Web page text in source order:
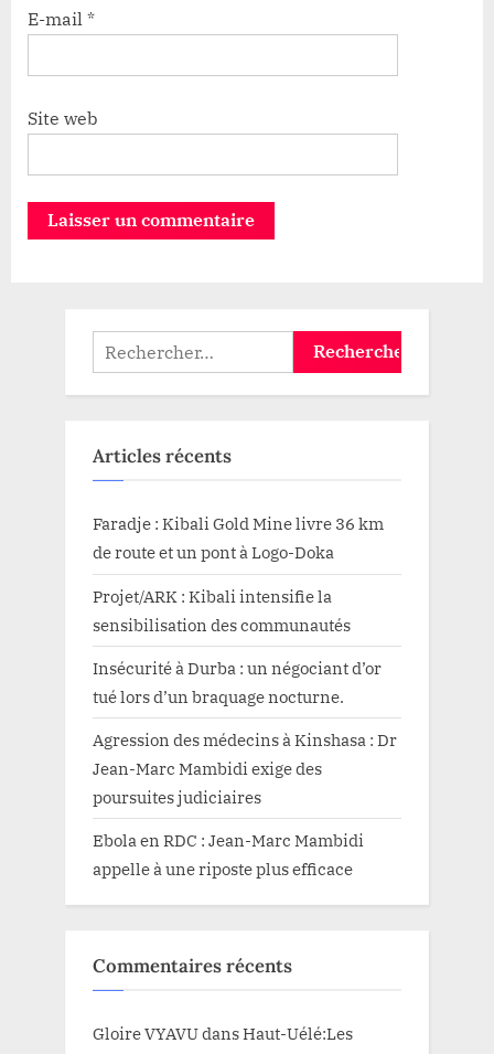
E-mail *
Site web
Rechercher :
Articles récents
Faradje : Kibali Gold Mine livre 36 km
de route et un pont à Logo-Doka
Projet/ARK : Kibali intensifie la
sensibilisation des communautés
Insécurité à Durba : un négociant d’or
tué lors d’un braquage nocturne.
Agression des médecins à Kinshasa : Dr
Jean-Marc Mambidi exige des
poursuites judiciaires
Ebola en RDC : Jean-Marc Mambidi
appelle à une riposte plus efficace
Commentaires récents
Gloire VYAVUdansHaut-Uélé:Les